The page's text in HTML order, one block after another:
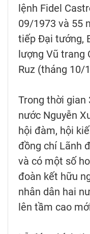
lệnh Fidel
09/1973 và 55
tiếp Đại tướng,
lượng Vũ trang
Ruz (tháng 10/
Trong thời gian
nước Nguyễn
hội đàm, hội
đồng chí Lãnh
và có một số
đoàn kết hữu
nhân dân hai
lên tầm cao